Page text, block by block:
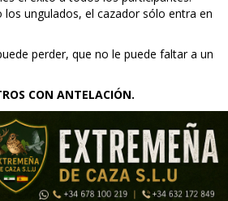
ungulados, el cazador sólo entra en
perder, que no le puede faltar a un
CON ANTELACIÓN.